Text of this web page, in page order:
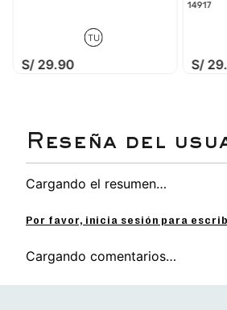
sprays renovadores Calimod,
para zapatillas blancas,
zapatos de cuero claro.
TU
S/ 29.90
14917
S/ 29.
Cargando el resumen…
Por favor, inicia sesión para
Cargando comentarios…